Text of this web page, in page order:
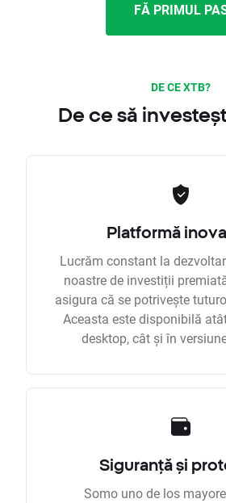
FĂ PRIMUL
DE CE XTB?
De ce să
Platformă
Lucrăm constant la
noastre de investiții
asigura că se potrivește
Aceasta este disponibilă
desktop, cât și în
Siguranță și
Somo uno de los